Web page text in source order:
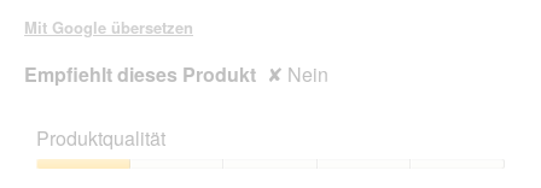
Mit Google übersetzen
Empfiehlt dieses Produkt ✘ Nein
Produktqualität